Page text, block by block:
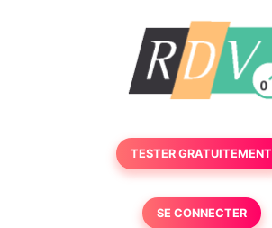
TESTER GRATUITEMENT
SE CONNECTER